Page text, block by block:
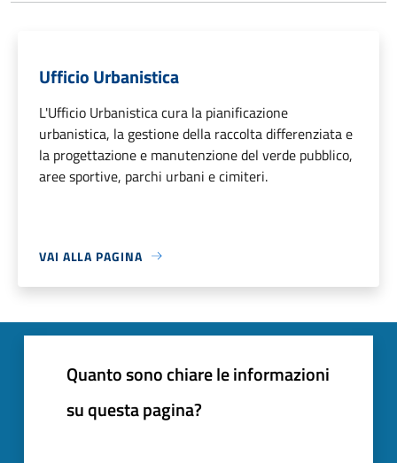
Ufficio Urbanistica
L'Ufficio Urbanistica cura la pianificazione
urbanistica, la gestione della raccolta differenziata e
la progettazione e manutenzione del verde pubblico,
aree sportive, parchi urbani e cimiteri.
VAI ALLA PAGINA
Quanto sono chiare le informazioni
su questa pagina?